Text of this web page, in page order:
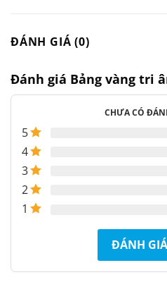
ĐÁNH GIÁ (0)
Đánh giá Bảng vàng tri
CHƯA CÓ
5
4
3
2
1
ĐÁNH